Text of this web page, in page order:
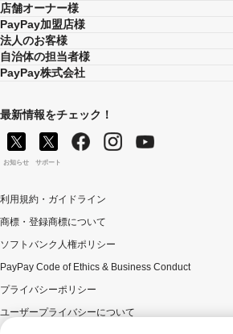
店舗オーナー様
PayPay加盟店様
法人のお客様
自治体の担当者様
PayPay株式会社
最新情報をチェック！
お知らせ サポート
利用規約・ガイドライン
商標・登録商標について
ソフトバンク人権ポリシー
PayPay Code of Ethics & Business Conduct
プライバシーポリシー
ユーザープライバシーについて